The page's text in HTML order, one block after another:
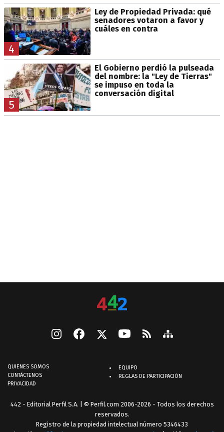
4
Ley de Propiedad Privada: qué
senadores votaron a favor y
cuáles en contra
5
El Gobierno perdió la pulseada
del nombre: la "Ley de Tierras"
se impuso en toda la
conversación digital
QUIENES SOMOS
CONTÁCTENOS
PRIVACIDAD
EQUIPO
REGLAS DE PARTICIPACIÓN
442 - Editorial Perfil S.A. | © Perfil.com 2006-2026 - Todos los derechos
reservados.
Registro de la propiedad intelectual número 5346433